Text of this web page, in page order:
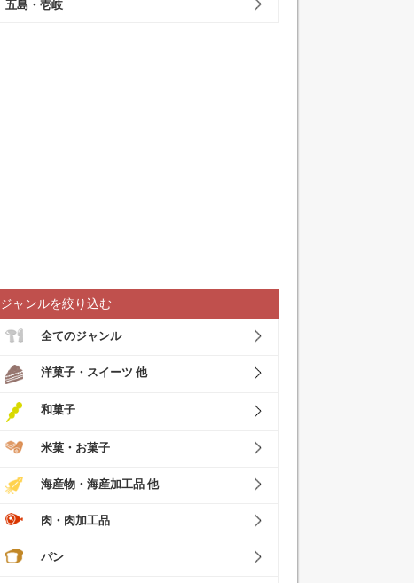
五島・壱岐
ジャンルを絞り込む
全てのジャンル
洋菓子・スイーツ 他
和菓子
米菓・お菓子
海産物・海産加工品 他
肉・肉加工品
パン